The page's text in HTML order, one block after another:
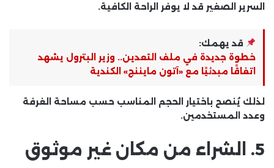
السرير الصغير قد لا يوفر الراحة الكافية.
قد يهمك:
خطوة جديدة في ملف التعدين.. وزير البترول يشهد
اتفاقًا مبدئيًا مع «آتون مايننج» الكندية
لذلك يُنصح باختيار الحجم المناسب حسب مساحة الغرفة
وعدد المستخدمين.
5. الشراء من مكان غير موثوق